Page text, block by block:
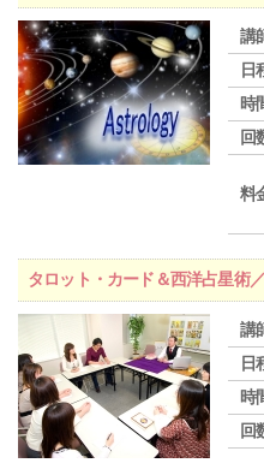
講
日
時
回
料
タロット・カード＆西洋占星術
講
日
時
回